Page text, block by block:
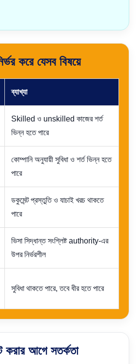
করে যেসব বিষয়ে
ব্যাখ্যা
Skilled ও unskilled কাজের শর্ত
ভিন্ন হতে পারে
কোম্পানি অনুযায়ী সুবিধা ও শর্ত ভিন্ন হতে
পারে
ডকুমেন্ট প্রস্তুতি ও যাচাই খরচ থাকতে
পারে
ভিসা সিদ্ধান্ত সংশ্লিষ্ট authority-এর
উপর নির্ভরশীল
সুবিধা থাকতে পারে, তবে ধীর হতে পারে
করার আগে সতর্কতা